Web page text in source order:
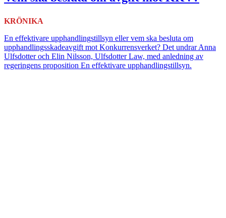
KRÖNIKA
En effektivare upphandlingstillsyn eller vem ska besluta om
upphandlingsskadeavgift mot Konkurrensverket? Det undrar Anna
Ulfsdotter och Elin Nilsson, Ulfsdotter Law, med anledning av
regeringens proposition En effektivare upphandlingstillsyn.